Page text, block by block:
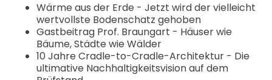
Wärme aus der Erde - Jetzt wird der vielleicht
wertvollste Bodenschatz gehoben
Gastbeitrag Prof. Braungart - Häuser wie
Bäume, Städte wie Wälder
10 Jahre Cradle-to-Cradle-Architektur - Die
ultimative Nachhaltigkeitsvision auf dem